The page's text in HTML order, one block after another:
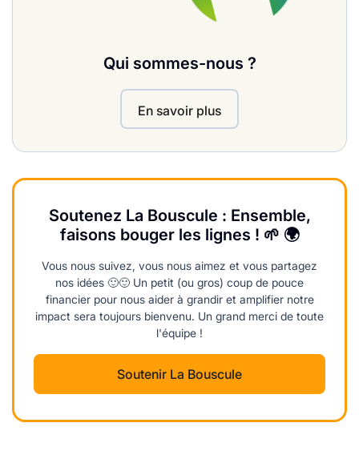
Qui sommes-nous ?
En savoir plus
Soutenez La Bouscule : Ensemble,
faisons bouger les lignes ! 🌱 🌍
Vous nous suivez, vous nous aimez et vous partagez
nos idées 🙂🙂 Un petit (ou gros) coup de pouce
financier pour nous aider à grandir et amplifier notre
impact sera toujours bienvenu. Un grand merci de toute
l'équipe !
Soutenir La Bouscule